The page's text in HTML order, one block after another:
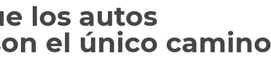
los autos
el único camino